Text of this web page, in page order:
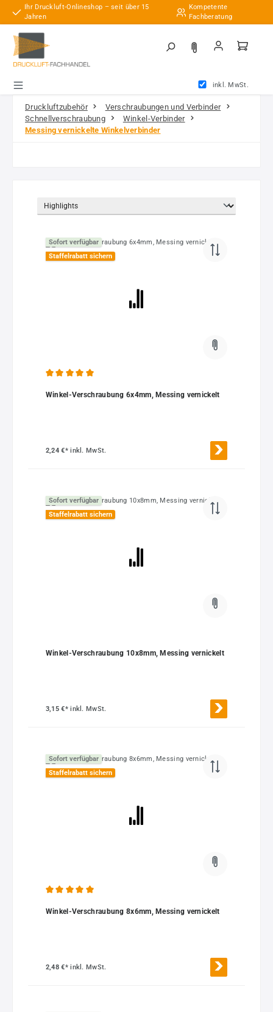
Zum Hauptinhalt springen
Ihr Druckluft-Onlineshop – seit über 15
Jahren
Kompetente
Fachberatung
inkl. MwSt.
Druckluftzubehör
Verschraubungen und Verbinder
Schnellverschraubung
Winkel-Verbinder
Messing vernickelte Winkelverbinder
Sofort verfügbar
Staffelrabatt sichern
Winkel-Verschraubung 6x4mm, Messing vernickelt
2,24 €*inkl. MwSt.
Sofort verfügbar
Staffelrabatt sichern
Winkel-Verschraubung 10x8mm, Messing vernickelt
3,15 €*inkl. MwSt.
Sofort verfügbar
Staffelrabatt sichern
Winkel-Verschraubung 8x6mm, Messing vernickelt
2,48 €*inkl. MwSt.